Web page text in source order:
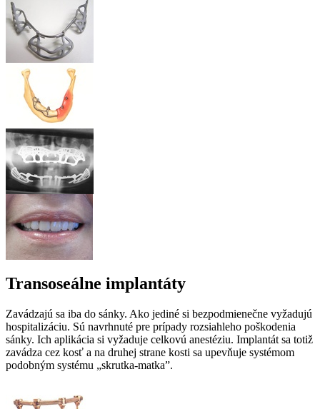
Transoseálne implantáty
Zavádzajú sa iba do sánky. Ako jediné si bezpodmienečne vyžadujú
hospitalizáciu. Sú navrhnuté pre prípady rozsiahleho poškodenia
sánky. Ich aplikácia si vyžaduje celkovú anestéziu. Implantát sa totiž
zavádza cez kosť a na druhej strane kosti sa upevňuje systémom
podobným systému „skrutka-matka”.